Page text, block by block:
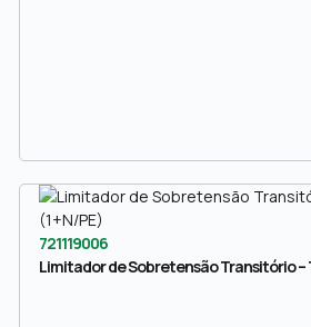
721119006
Limitador de Sobretensão Transitório –